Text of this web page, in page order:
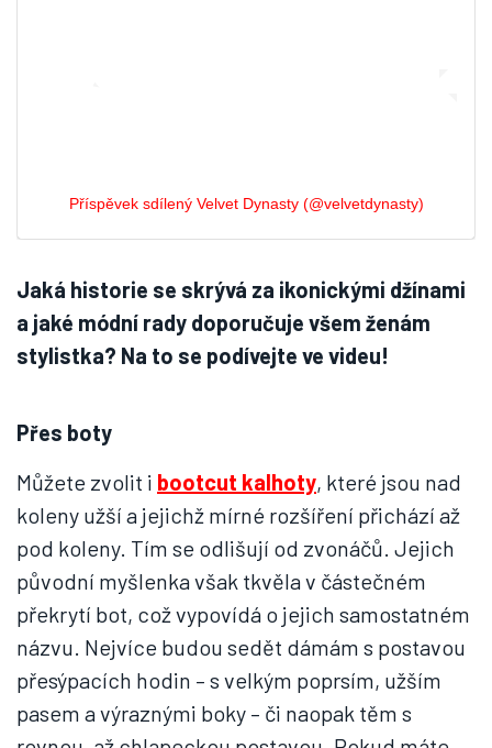
Příspěvek sdílený Velvet Dynasty (@velvetdynasty)
Jaká historie se skrývá za ikonickými džínami
a jaké módní rady doporučuje všem ženám
stylistka? Na to se podívejte ve videu!
Přes boty
Můžete zvolit i bootcut kalhoty, které jsou nad
koleny užší a jejichž mírné rozšíření přichází až
pod koleny. Tím se odlišují od zvonáčů. Jejich
původní myšlenka však tkvěla v částečném
překrytí bot, což vypovídá o jejich samostatném
názvu. Nejvíce budou sedět dámám s postavou
přesýpacích hodin – s velkým poprsím, užším
pasem a výraznými boky – či naopak těm s